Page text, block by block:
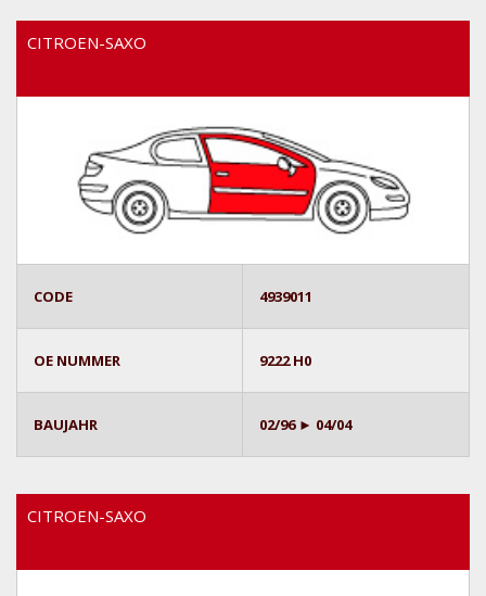
CITROEN-SAXO
CODE 4939011
OE NUMMER 9222 H0
BAUJAHR 02/96 ► 04/04
CITROEN-SAXO